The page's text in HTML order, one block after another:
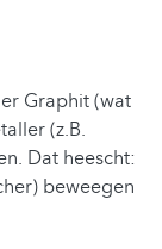
Graphit (wat
(z.B.
Dat heescht:
beweegen